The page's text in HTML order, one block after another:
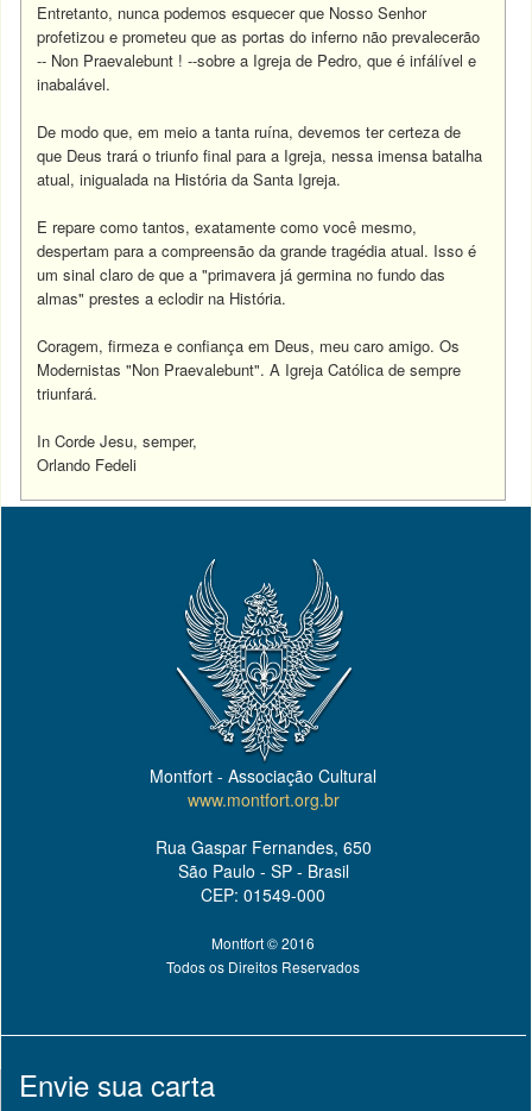
Entretanto, nunca podemos esquecer que Nosso Senhor
profetizou e prometeu que as portas do inferno não prevalecerão
-- Non Praevalebunt ! --sobre a Igreja de Pedro, que é infálível e
inabalável.
De modo que, em meio a tanta ruína, devemos ter certeza de
que Deus trará o triunfo final para a Igreja, nessa imensa batalha
atual, inigualada na História da Santa Igreja.
E repare como tantos, exatamente como você mesmo,
despertam para a compreensão da grande tragédia atual. Isso é
um sinal claro de que a "primavera já germina no fundo das
almas" prestes a eclodir na História.
Coragem, firmeza e confiança em Deus, meu caro amigo. Os
Modernistas "Non Praevalebunt". A Igreja Católica de sempre
triunfará.
In Corde Jesu, semper,
Orlando Fedeli
Montfort - Associação Cultural
www.montfort.org.br
Rua Gaspar Fernandes, 650
São Paulo - SP - Brasil
CEP: 01549-000
Montfort © 2016
Todos os Direitos Reservados
Envie sua carta